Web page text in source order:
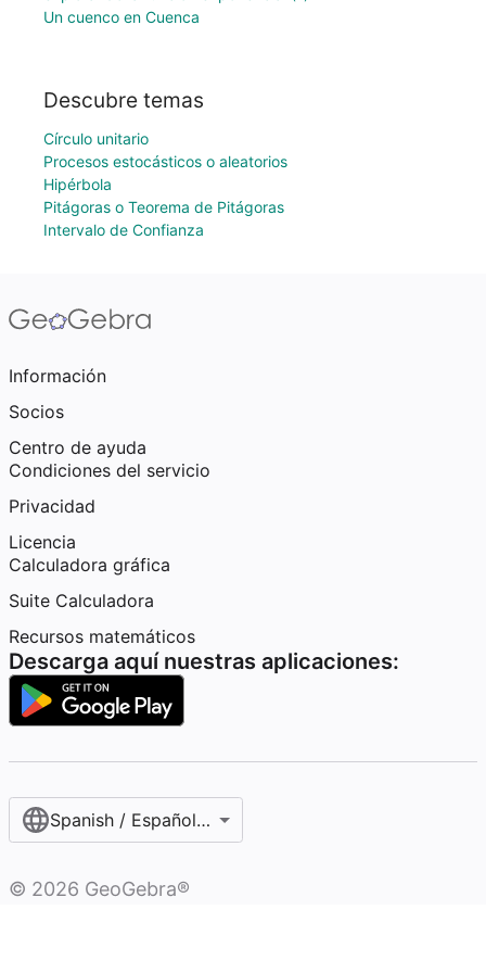
Un cuenco en Cuenca
Descubre temas
Círculo unitario
Procesos estocásticos o aleatorios
Hipérbola
Pitágoras o Teorema de Pitágoras
Intervalo de Confianza
Información
Socios
Centro de ayuda
Condiciones del servicio
Privacidad
Licencia
Calculadora gráfica
Suite Calculadora
Recursos matemáticos
Descarga aquí nuestras aplicaciones:
Spanish / Español (internacional)
© 2026 GeoGebra®